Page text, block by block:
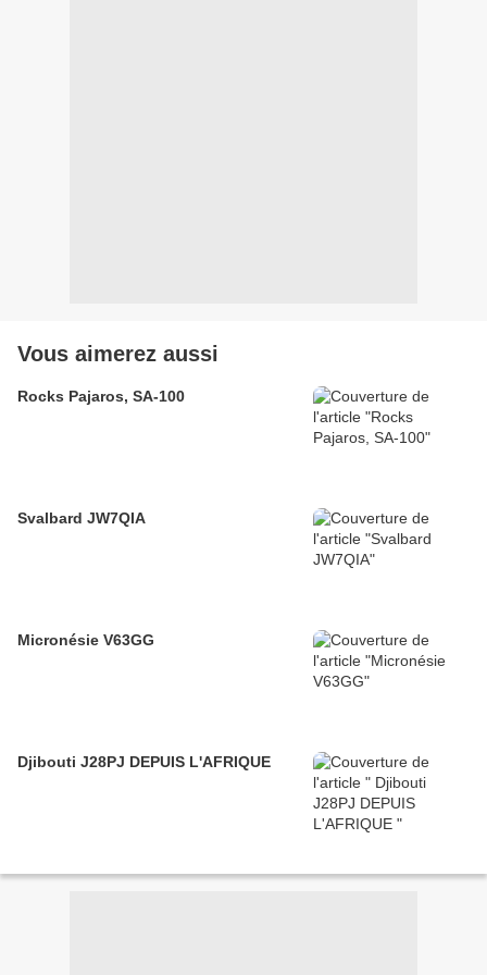
Vous aimerez aussi
Rocks Pajaros, SA-100
Svalbard JW7QIA
Micronésie V63GG
Djibouti J28PJ DEPUIS L'AFRIQUE